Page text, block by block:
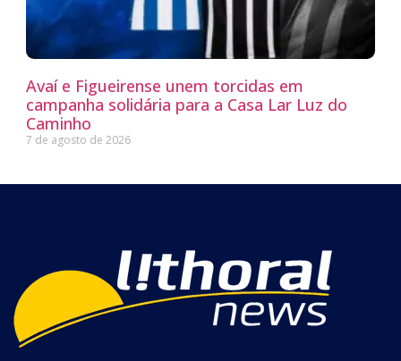
Avaí e Figueirense unem torcidas em
campanha solidária para a Casa Lar Luz do
Caminho
7 de agosto de 2026